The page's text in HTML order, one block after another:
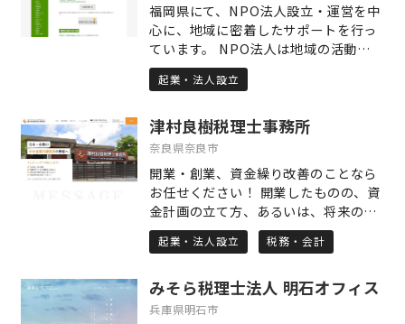
福岡県にて、NPO法人設立・運営を中
心に、地域に密着したサポートを行っ
ています。 NPO法人は地域の活動の中
で個性的な活動が多く、とても刺激を
受けます。 事業者同士よきパートナー
思っています。 設立・運営のご相談だ
けでなく、新しいアイデアや日頃の不
安まで、何でも話せる事務所となれる
よう熱意を持ってご対応します！
起業・法人設立
津村良樹税理士事務所
奈良県奈良市
開業・創業、資金繰り改善のことなら
お任せください！ 開業したものの、資
金計画の立て方、あるいは、将来の見
通しに不安を感じている方、思うよう
に資金が残らず、資金繰りにお困りの
せんか？ 代表税理士が直接面談し、皆
様のお役に立てるご提案をさせていた
起業・法人設立 税務・会計
みそら税理士法人 明石オフィス
兵庫県明石市